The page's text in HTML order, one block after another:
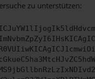
zu unterstützen: